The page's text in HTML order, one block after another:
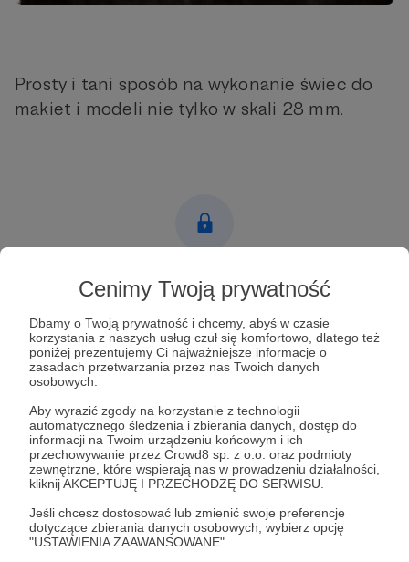
Cenimy Twoją prywatność
Dbamy o Twoją prywatność i chcemy, abyś w czasie
korzystania z naszych usług czuł się komfortowo, dlatego też
poniżej prezentujemy Ci najważniejsze informacje o
zasadach przetwarzania przez nas Twoich danych
osobowych.
Aby wyrazić zgody na korzystanie z technologii
automatycznego śledzenia i zbierania danych, dostęp do
informacji na Twoim urządzeniu końcowym i ich
przechowywanie przez Crowd8 sp. z o.o. oraz podmioty
zewnętrzne, które wspierają nas w prowadzeniu działalności,
kliknij AKCEPTUJĘ I PRZECHODZĘ DO SERWISU.
Jeśli chcesz dostosować lub zmienić swoje preferencje
dotyczące zbierania danych osobowych, wybierz opcję
"USTAWIENIA ZAAWANSOWANE".
Prosty i tani sposób na wykonanie świec do
makiet i modeli nie tylko w skali 28 mm.
Post dostępny tylko dla Patronów
Zostań Patronem
Zaloguj się
Udostępnij